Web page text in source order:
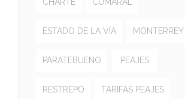
CHARTE CUMARAL
ESTADO DE LA VÍA MONTERREY
PARATEBUENO PEAJES
RESTREPO TARIFAS PEAJES